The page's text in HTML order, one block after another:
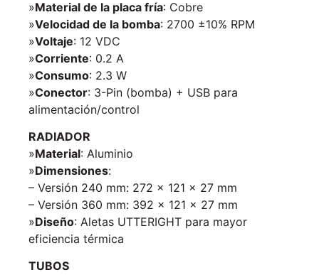
»Material de la placa fría: Cobre
»Velocidad de la bomba: 2700 ±10% RPM
»Voltaje: 12 VDC
»Corriente: 0.2 A
»Consumo: 2.3 W
»Conector: 3-Pin (bomba) + USB para
alimentación/control
RADIADOR
»Material: Aluminio
»Dimensiones:
– Versión 240 mm: 272 × 121 × 27 mm
– Versión 360 mm: 392 × 121 × 27 mm
»Diseño: Aletas UTTERIGHT para mayor
eficiencia térmica
TUBOS